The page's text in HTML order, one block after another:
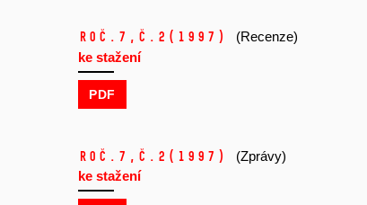
Roč.7, č.2 (1997)
(Recenze)
ke stažení
PDF
Roč.7, č.2 (1997)
(Zprávy)
ke stažení